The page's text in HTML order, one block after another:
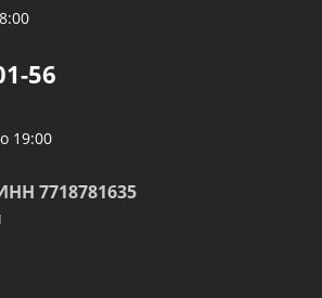
стальных
и штуцеров
56
19:00
7718781635